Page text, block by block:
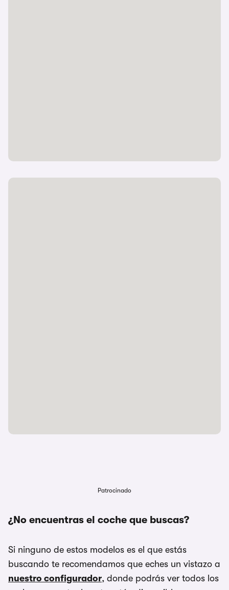
Patrocinado
¿No encuentras el coche que buscas?
Si ninguno de estos modelos es el que estás
buscando te recomendamos que eches un vistazo a
nuestro configurador, donde podrás ver todos los